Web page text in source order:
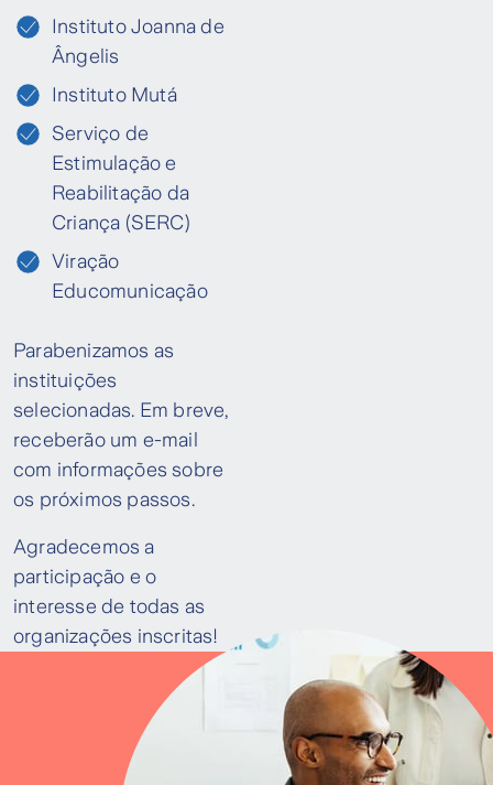
Instituto Joanna de
Ângelis
Instituto Mutá
Serviço de
Estimulação e
Reabilitação da
Criança (SERC)
Viração
Educomunicação
Parabenizamos as
instituições
selecionadas. Em breve,
receberão um e-mail
com informações sobre
os próximos passos.
Agradecemos a
participação e o
interesse de todas as
organizações inscritas!